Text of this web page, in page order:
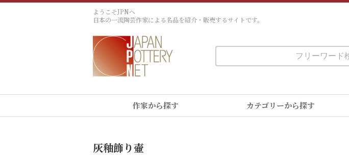
ようこそJPNへ
日本の一流陶芸作家による名品を紹介・販売するサイトです。
作家から探す カテゴリーから探す
灰釉飾り壷